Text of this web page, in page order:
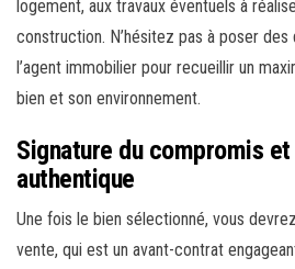
logement, aux travaux éventuels à
construction. N’hésitez pas à poser des
l’agent immobilier pour recueillir un
bien et son environnement.
Signature du compromis et
authentique
Une fois le bien sélectionné, vous
vente, qui est un avant-contrat